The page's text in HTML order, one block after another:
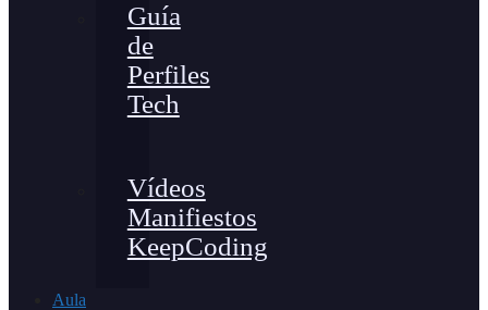
Guía
de
Perfiles
Tech
Vídeos
Manifiestos
KeepCoding
Aula